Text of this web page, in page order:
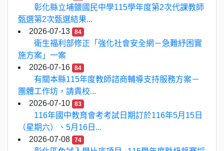
彰化縣立埔鹽國民中學115學年度第2次代課教師
甄選第2次甄選結果...
2026-07-13
84
衛生福利部修正「強化社會安全網－急難紓困實
施方案」一案
2026-07-16
84
有關本縣115年度教師諮商輔導支持服務方案－
團體工作坊，請貴校...
2026-07-10
83
116年國中教育會考考試日期訂於116年5月15日
（星期六）、5月16日...
2026-07-08
74